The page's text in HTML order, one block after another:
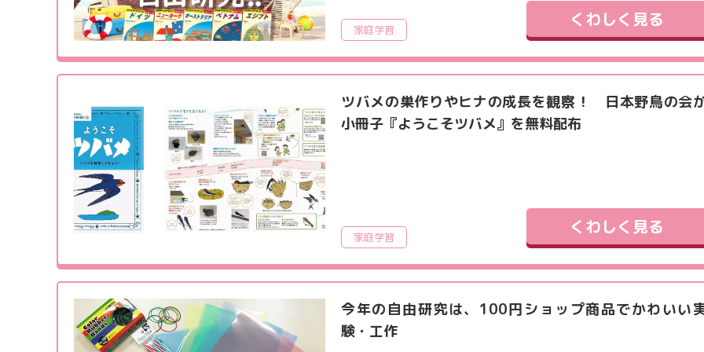
家庭学習 くわしく見る
ツバメの巣作りやヒナの成長を観察！ 日本野鳥の会
小冊子『ようこそツバメ』を無料配布
家庭学習 くわしく見る
今年の自由研究は、100円ショップ商品でかわいい
験・工作